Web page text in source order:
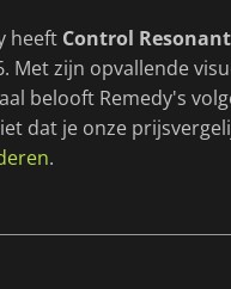
heeft Control Resonant
Met zijn opvallende
belooft Remedy's
dat je onze
.